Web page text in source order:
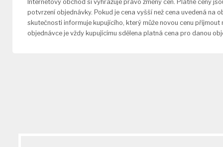
Internetový obchod si vyhrazuje právo změny cen. Platné ceny
potvrzení objednávky. Pokud je cena vyšší než cena uvedená na
skutečnosti informuje kupujícího, který může novou cenu
objednávce je vždy kupujícímu sdělena platná cena pro danou